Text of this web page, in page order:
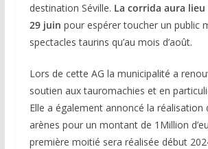
destination Séville. La corrida aura
29 juin pour espérer toucher un public
spectacles taurins qu’au mois d’août.
Lors de cette AG la municipalité a
soutien aux tauromachies et en
Elle a également annoncé la réalisation
arènes pour un montant de 1Million
première moitié sera réalisée début